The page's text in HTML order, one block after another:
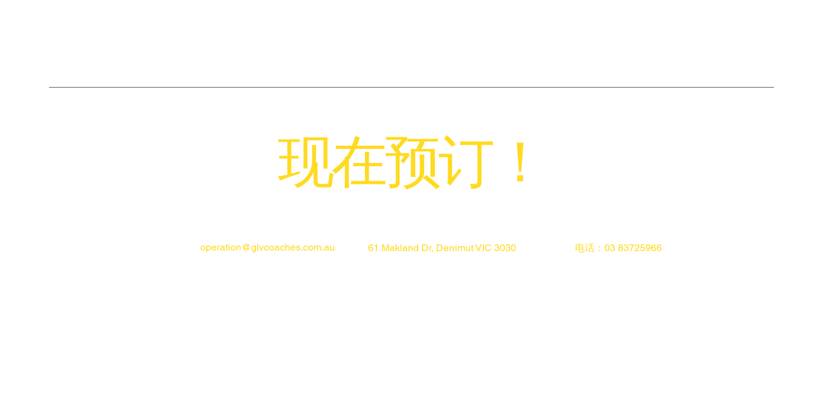
现在预订！
operation@glvcoaches.com.au 61 Makland Dr, Derrimut VIC 3030 电话：03 83725966